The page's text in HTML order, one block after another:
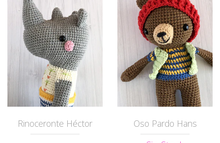
Rinoceronte Héctor Oso Pardo Hans